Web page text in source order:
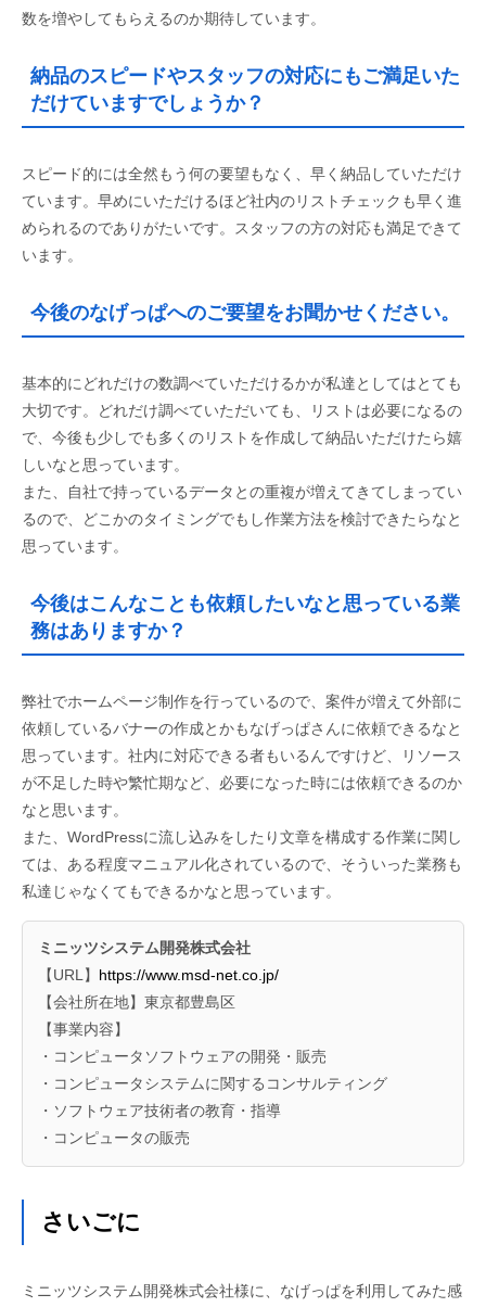
数を増やしてもらえるのか期待しています。
納品のスピードやスタッフの対応にもご満足いた
だけていますでしょうか？
スピード的には全然もう何の要望もなく、早く納品していただけ
ています。早めにいただけるほど社内のリストチェックも早く進
められるのでありがたいです。スタッフの方の対応も満足できて
います。
今後のなげっぱへのご要望をお聞かせください。
基本的にどれだけの数調べていただけるかが私達としてはとても
大切です。どれだけ調べていただいても、リストは必要になるの
で、今後も少しでも多くのリストを作成して納品いただけたら嬉
しいなと思っています。
また、自社で持っているデータとの重複が増えてきてしまってい
るので、どこかのタイミングでもし作業方法を検討できたらなと
思っています。
今後はこんなことも依頼したいなと思っている業
務はありますか？
弊社でホームページ制作を行っているので、案件が増えて外部に
依頼しているバナーの作成とかもなげっぱさんに依頼できるなと
思っています。社内に対応できる者もいるんですけど、リソース
が不足した時や繁忙期など、必要になった時には依頼できるのか
なと思います。
また、WordPressに流し込みをしたり文章を構成する作業に関し
ては、ある程度マニュアル化されているので、そういった業務も
私達じゃなくてもできるかなと思っています。
ミニッツシステム開発株式会社
【URL】 https://www.msd-net.co.jp/
【会社所在地】東京都豊島区
【事業内容】
・コンピュータソフトウェアの開発・販売
・コンピュータシステムに関するコンサルティング
・ソフトウェア技術者の教育・指導
・コンピュータの販売
さいごに
ミニッツシステム開発株式会社様に、なげっぱを利用してみた感